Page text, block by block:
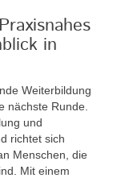
in
Weiterbildung
nächste Runde.
und
richtet sich
Menschen, die
Mit einem